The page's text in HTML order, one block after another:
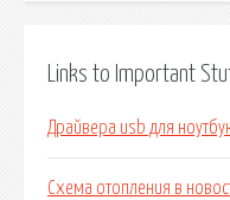
Links to Important
Драйвера usb для
Схема отопления в